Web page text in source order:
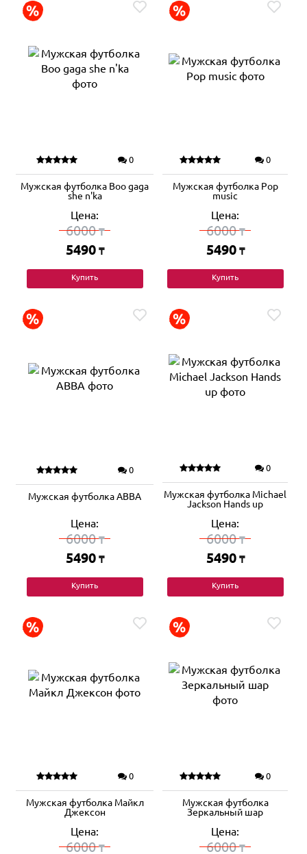
0
Мужская футболка Boo gaga
she n'ka
Цена:
6000₸
5490 ₸
Купить
0
Мужская футболка Pop
music
Цена:
6000₸
5490 ₸
Купить
0
Мужская футболка ABBA
Цена:
6000₸
5490 ₸
Купить
0
Мужская футболка Michael
Jackson Hands up
Цена:
6000₸
5490 ₸
Купить
0
Мужская футболка Майкл
Джексон
Цена:
6000₸
0
Мужская футболка
Зеркальный шар
Цена:
6000₸